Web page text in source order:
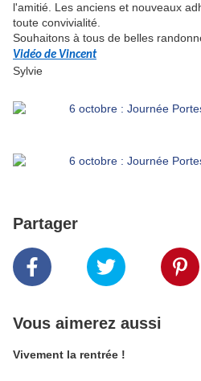
l'amitié. Les anciens et nouveaux
toute convivialité.
Souhaitons à tous de belles
Vidéo de Vincent
Sylvie
Partager
Vous aimerez aussi
Vivement la rentrée !